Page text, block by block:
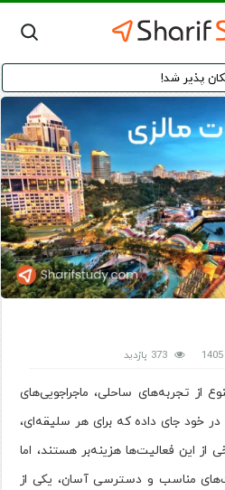
373 بازدید
از تجربه‌های ساحلی، ماجراجویی‌های
خود جای داده که برای هر سلیقه‌ای،
از این فعالیت‌ها هزینه‌بر هستند، اما
مناسب و دسترسی آسان، یکی از